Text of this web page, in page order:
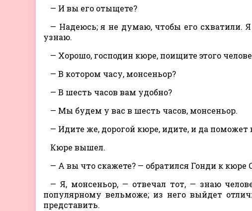
— И вы его отыщете?
— Надеюсь; я не думаю, чтобы его схватили.
узнаю.
— Хорошо, господин кюре, поищите этого
— В котором часу, монсеньор?
— В шесть часов вам удобно?
— Мы будем у вас в шесть часов, монсеньор.
— Идите же, дорогой кюре, идите, и да поможет
Кюре вышел.
— А вы что скажете? — обратился Гонди к кюре
— Я, монсеньор, — отвечал тот, — знаю
популярному вельможе; из него выйдет
представить.